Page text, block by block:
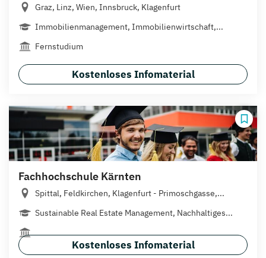
Graz, Linz, Wien, Innsbruck, Klagenfurt
Immobilienmanagement, Immobilienwirtschaft,...
Fernstudium
Kostenloses Infomaterial
Fachhochschule Kärnten
Spittal, Feldkirchen, Klagenfurt - Primoschgasse,...
Sustainable Real Estate Management, Nachhaltiges...
Kostenloses Infomaterial